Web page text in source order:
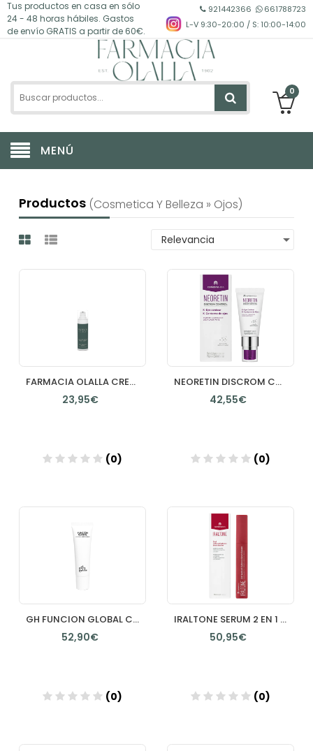
Tus productos en casa en sólo
24 - 48 horas hábiles. Gastos
de envío GRATIS a partir de 60€.
921442366
661788723
L-V 9:30-20:00 / S: 10:00-14:00
0
MENÚ
Productos (cosmetica Y Belleza » Ojos)
FARMACIA OLALLA CREMA CONTORNO DE OJOS Y LABIOS 25 ML
23,95€
(0)
NEORETIN DISCROM CONTROL KCONTORNO DE OJOS DESPIGMENTANTE 1 TUBO 15 ML
42,55€
(0)
Añadir
GH FUNCION GLOBAL CONTORNO DE OJOS Y LABIOS 30 ML
52,90€
(0)
IRALTONE SERUM 2 EN 1 POTENCIADOR DE PESTAÑAS Y CEJAS 1 ENVASE 10 ML
50,95€
(0)